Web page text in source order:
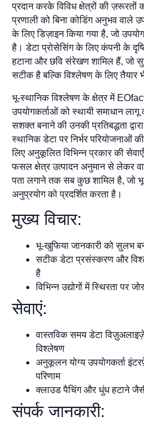
प्रदान करके विविध क्षेत्रों की
प्रणाली को बिना कोडिंग अनुभव वाले
के लिए डिज़ाइन किया गया है, जो
है। डेटा प्रोसेसिंग के लिए कंपनी के
हटाना और छवि संरेखण शामिल हैं, जो
सटीक है बल्कि विश्लेषण के लिए तैयार
भू-स्थानिक विश्लेषण के क्षेत्र में
उपयोगकर्ताओं को स्थायी समाधान
सशक्त बनाने की उनकी प्रतिबद्धता
स्थानिक डेटा पर निर्भर परियोजनाओं
लिए अनुकूलित विभिन्न प्रकार की
फसल क्षेत्र उत्पादन अनुमान से लेकर
पता लगाने तक सब कुछ शामिल है, जो
अनुप्रयोग को प्रदर्शित करता है।
मुख्य विचार:
भू-खुफिया जानकारी को सुलभ
सटीक डेटा प्रसंस्करण और
है
विभिन्न उद्योगों में स्थिरता पर
सेवाएं:
वास्तविक समय डेटा
विश्लेषण
अनुकूलन योग्य उपयोगकर्ता
परिणाम
क्लाउड पैचिंग और धुंध हटाने
संपर्क जानकारी: